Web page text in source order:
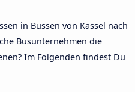
in Bussen von Kassel nach
Busunternehmen die
Im Folgenden findest Du